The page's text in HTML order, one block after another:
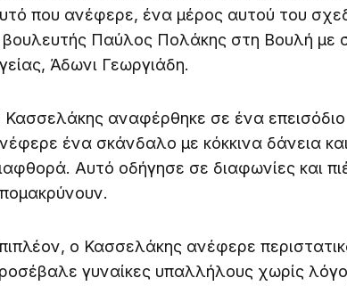
που ανέφερε, ένα μέρος αυτού του
βουλευτής Παύλος Πολάκης στη Βουλή με
Άδωνι Γεωργιάδη.
Κασσελάκης αναφέρθηκε σε ένα
ένα σκάνδαλο με κόκκινα δάνεια
Αυτό οδήγησε σε διαφωνίες και
ο Κασσελάκης ανέφερε
γυναίκες υπαλλήλους χωρίς